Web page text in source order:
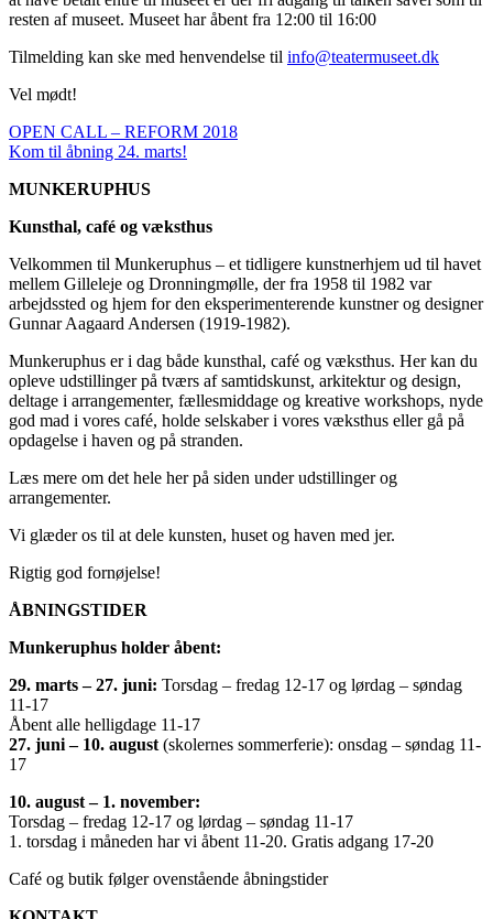
resten af museet. Museet har åbent fra 12:00 til 16:00
Tilmelding kan ske med henvendelse til info@teatermuseet.dk
Vel mødt!
OPEN CALL – REFORM 2018
Kom til åbning 24. marts!
MUNKERUPHUS
Kunsthal, café og væksthus
Velkommen til Munkeruphus – et tidligere kunstnerhjem ud til havet
mellem Gilleleje og Dronningmølle, der fra 1958 til 1982 var
arbejdssted og hjem for den eksperimenterende kunstner og designer
Gunnar Aagaard Andersen (1919-1982).
Munkeruphus er i dag både kunsthal, café og væksthus. Her kan du
opleve udstillinger på tværs af samtidskunst, arkitektur og design,
deltage i arrangementer, fællesmiddage og kreative workshops, nyde
god mad i vores café, holde selskaber i vores væksthus eller gå på
opdagelse i haven og på stranden.
Læs mere om det hele her på siden under udstillinger og
arrangementer.
Vi glæder os til at dele kunsten, huset og haven med jer.
Rigtig god fornøjelse!
ÅBNINGSTIDER
Munkeruphus holder åbent:
29. marts – 27. juni: Torsdag – fredag 12-17 og lørdag – søndag
11-17
Åbent alle helligdage 11-17
27. juni – 10. august (skolernes sommerferie): onsdag – søndag 11-
17
10. august – 1. november:
Torsdag – fredag 12-17 og lørdag – søndag 11-17
1. torsdag i måneden har vi åbent 11-20. Gratis adgang 17-20
Café og butik følger ovenstående åbningstider